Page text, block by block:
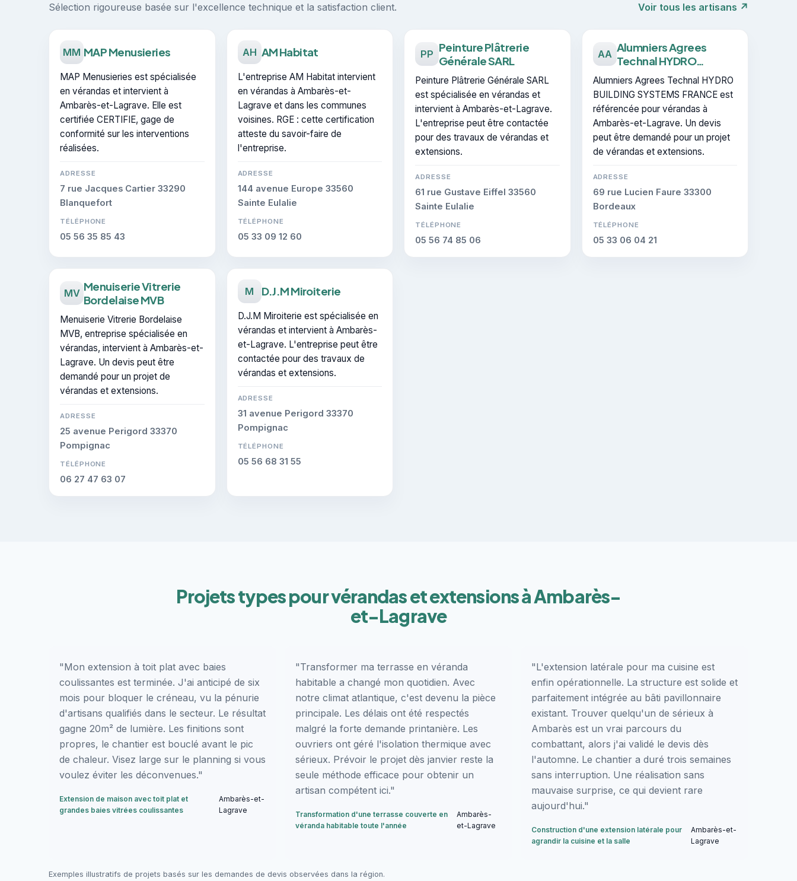
Sélection rigoureuse basée sur l'excellence technique et la satisfaction client. Voir tous les artisans ↗
MM MAP Menusieries
MAP Menusieries est spécialisée
en vérandas et intervient à
Ambarès-et-Lagrave. Elle est
certifiée CERTIFIE, gage de
conformité sur les interventions
réalisées.
ADRESSE
7 rue Jacques Cartier 33290
Blanquefort
TÉLÉPHONE
05 56 35 85 43
AH AM Habitat
L'entreprise AM Habitat intervient
en vérandas à Ambarès-et-
Lagrave et dans les communes
voisines. RGE : cette certification
atteste du savoir-faire de
l'entreprise.
ADRESSE
144 avenue Europe 33560
Sainte Eulalie
TÉLÉPHONE
05 33 09 12 60
PP Peinture Plâtrerie
Générale SARL
Peinture Plâtrerie Générale SARL
est spécialisée en vérandas et
intervient à Ambarès-et-Lagrave.
L'entreprise peut être contactée
pour des travaux de vérandas et
extensions.
ADRESSE
61 rue Gustave Eiffel 33560
Sainte Eulalie
TÉLÉPHONE
05 56 74 85 06
AA Alumniers Agrees
Technal HYDRO
BUILDING SYSTEMS
FRANCE
Alumniers Agrees Technal HYDRO
BUILDING SYSTEMS FRANCE est
référencée pour vérandas à
Ambarès-et-Lagrave. Un devis
peut être demandé pour un projet
de vérandas et extensions.
ADRESSE
69 rue Lucien Faure 33300
Bordeaux
TÉLÉPHONE
05 33 06 04 21
MV Menuiserie Vitrerie
Bordelaise MVB
Menuiserie Vitrerie Bordelaise
MVB, entreprise spécialisée en
vérandas, intervient à Ambarès-et-
Lagrave. Un devis peut être
demandé pour un projet de
vérandas et extensions.
ADRESSE
25 avenue Perigord 33370
Pompignac
TÉLÉPHONE
06 27 47 63 07
M D.J.M Miroiterie
D.J.M Miroiterie est spécialisée en
vérandas et intervient à Ambarès-
et-Lagrave. L'entreprise peut être
contactée pour des travaux de
vérandas et extensions.
ADRESSE
31 avenue Perigord 33370
Pompignac
TÉLÉPHONE
05 56 68 31 55
Projets types pour vérandas et extensions à Ambarès-
et-Lagrave
"Mon extension à toit plat avec baies
coulissantes est terminée. J'ai anticipé de six
mois pour bloquer le créneau, vu la pénurie
d'artisans qualifiés dans le secteur. Le résultat
gagne 20m² de lumière. Les finitions sont
propres, le chantier est bouclé avant le pic
de chaleur. Visez large sur le planning si vous
voulez éviter les déconvenues."
Extension de maison avec toit plat et
grandes baies vitrées coulissantes
Ambarès-et-
Lagrave
"Transformer ma terrasse en véranda
habitable a changé mon quotidien. Avec
notre climat atlantique, c'est devenu la pièce
principale. Les délais ont été respectés
malgré la forte demande printanière. Les
ouvriers ont géré l'isolation thermique avec
sérieux. Prévoir le projet dès janvier reste la
seule méthode efficace pour obtenir un
artisan compétent ici."
Transformation d'une terrasse couverte en
véranda habitable toute l'année
Ambarès-
et-Lagrave
"L'extension latérale pour ma cuisine est
enfin opérationnelle. La structure est solide et
parfaitement intégrée au bâti pavillonnaire
existant. Trouver quelqu'un de sérieux à
Ambarès est un vrai parcours du
combattant, alors j'ai validé le devis dès
l'automne. Le chantier a duré trois semaines
sans interruption. Une réalisation sans
mauvaise surprise, ce qui devient rare
aujourd'hui."
Construction d'une extension latérale pour
agrandir la cuisine et la salle
Ambarès-et-
Lagrave
Exemples illustratifs de projets basés sur les demandes de devis observées dans la région.